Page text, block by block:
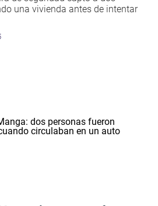
una vivienda antes de intentar